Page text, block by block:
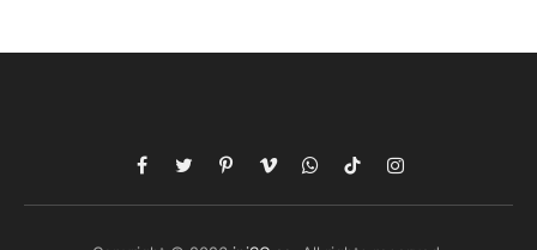
Facebook
TwitterPinterestVimeoWhatsApp
TikTokInstagram